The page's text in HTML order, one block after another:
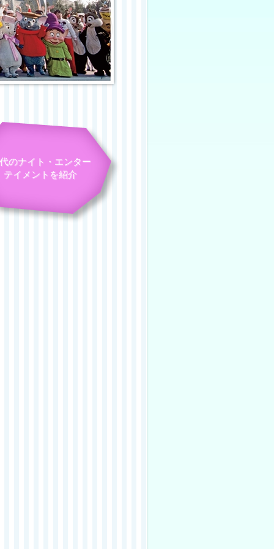
のナイト・エンター
テイメントを紹介